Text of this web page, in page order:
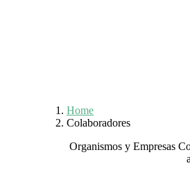
Home
Colaboradores
Organismos y Empresas